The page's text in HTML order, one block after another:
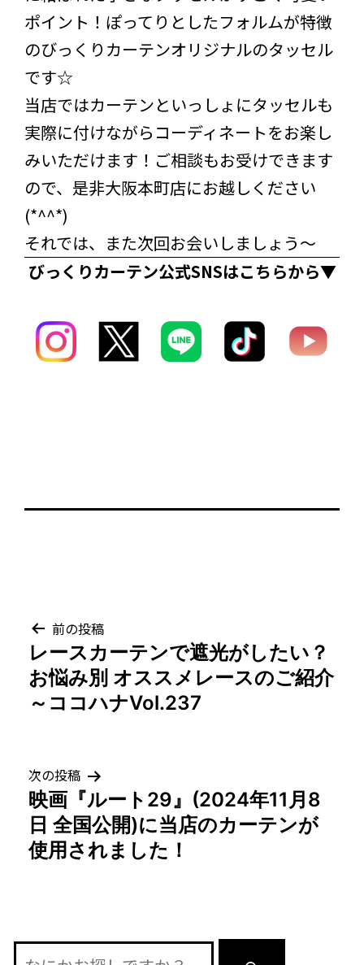
ポイント！ぽってりとしたフォルムが特徴
のびっくりカーテンオリジナルのタッセル
です☆
当店ではカーテンといっしょにタッセルも
実際に付けながらコーディネートをお楽し
みいただけます！ご相談もお受けできます
ので、是非大阪本町店にお越しください
(*^^*)
それでは、また次回お会いしましょう～
びっくりカーテン公式SNSはこちらから▼
投
稿
ナ
ゲ
ー
シ
ン
前の投稿
レースカーテンで遮光がしたい？
お悩み別 オススメレースのご紹介
～ココハナVol.237
次の投稿
映画『ルート29』(2024年11月8
日 全国公開)に当店のカーテンが
使用されました！